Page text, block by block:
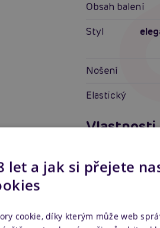
Obsah balení
Styl
Nošení
Elastický
Další
let a jak si přejete
cookie, díky kterým může web